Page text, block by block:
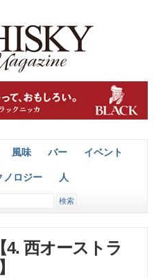
風味 バー イベント
ノロジー 人
4. 西オーストラ